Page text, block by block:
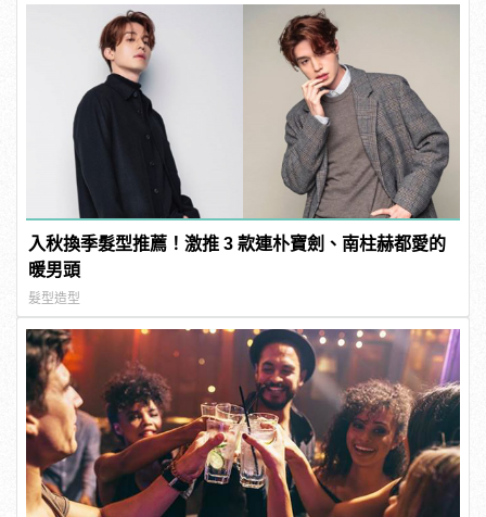
入秋換季髮型推薦！激推 3 款連朴寶劍、南柱赫都愛的
暖男頭
髮型造型